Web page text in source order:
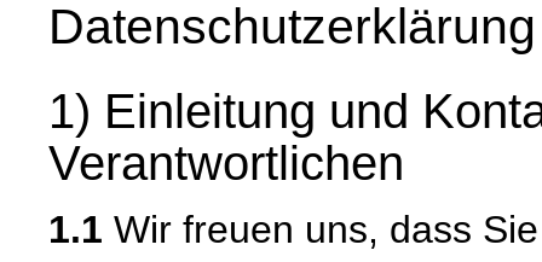
Datenschutzerklärung
1) Einleitung und
Verantwortlichen
1.1 Wir freuen uns, dass